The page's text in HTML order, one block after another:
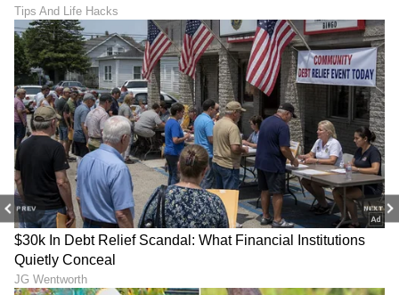
PREV NEXT
Image Credit :Instagram
ವಧು ಸೀರಿಯಲ್​ನಲ್ಲಿಯೂ ನಟನೆ
ಧನ್ವಿ, ಅಲ್ಲಿಂದ ಬಿಗ್‌ ಬಾಸ್‌ ಖ್ಯಾತಿಯ ಅಭಿಷೇಕ್‌ ಶ್ರೀಕಾಂತ್‌
ನಾಯಕನಾಗಿದ್ದ ‘ವಧು’ ಧಾರಾವಾಹಿಯಲ್ಲಿ ನಟಿಸಿದ್ದಾಳೆ.
LATEST VIDEOS